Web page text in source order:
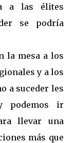
a las élites
se podría
la mesa a los
y a los
a suceder les
podemos ir
llevar una
más que